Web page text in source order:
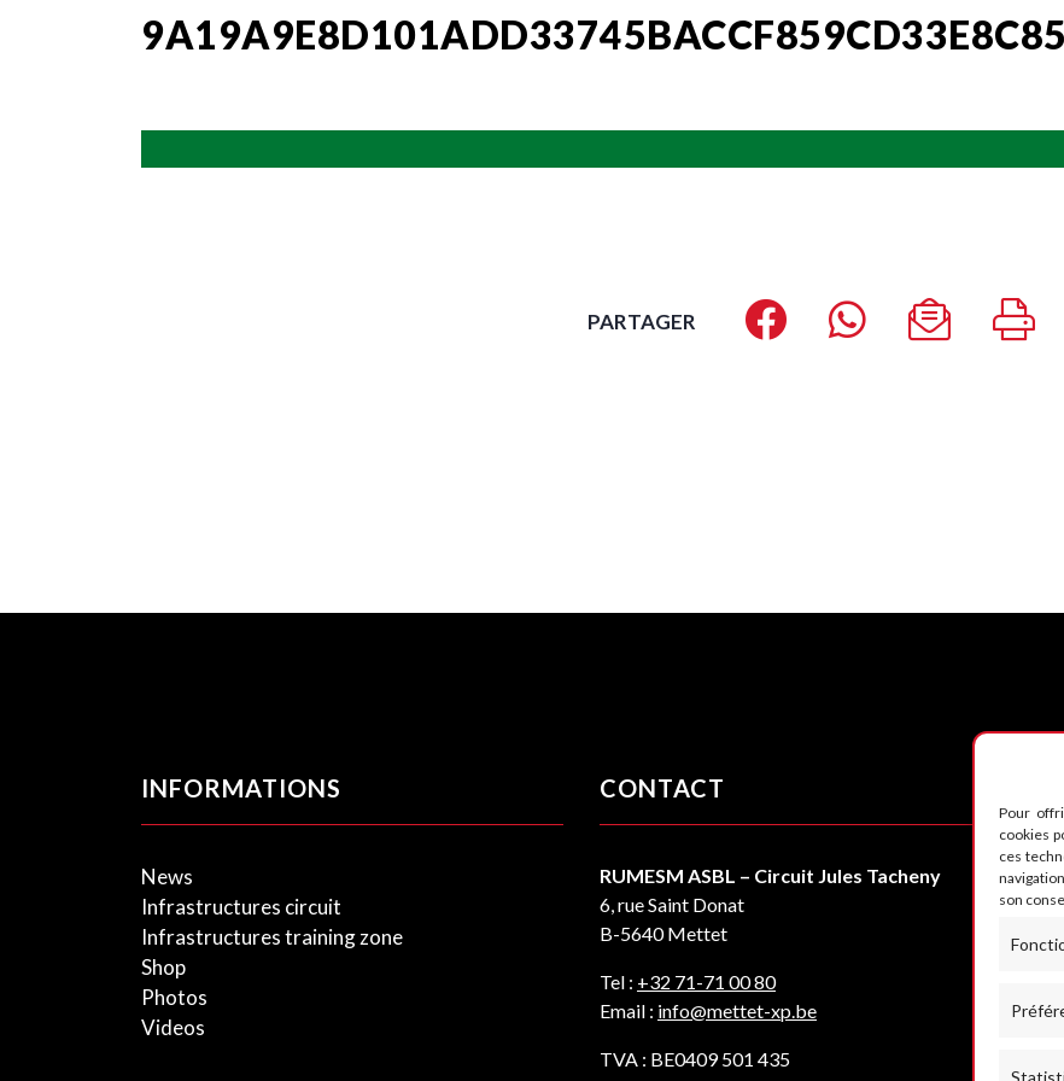
Pour
cookies
ces
son
PARTAGER
INFORMATIONS
News
Infrastructures circuit
Infrastructures training zone
Shop
Photos
Videos
CONTACT
RUMESM ASBL – Circuit Jules Tacheny
6, rue Saint Donat
B-5640 Mettet
Tel : +32 71-71 00 80
Email : info@mettet-xp.be
TVA : BE0409 501 435